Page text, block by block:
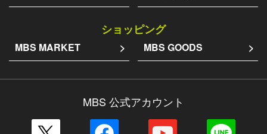
ショッピング
MBS MARKET MBS GOODS
MBS 公式アカウント